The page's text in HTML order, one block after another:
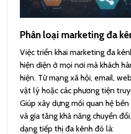
Phân loại marketing đa
Việc triển khai marketing đa
hiện diện ở mọi nơi mà khách
hiện. Từ mạng xã hội, email,
vật lý hoặc các phương tiện
Giúp xây dựng mối quan hệ
và gia tăng khả năng chuyển
dạng tiếp thị đa kênh đó là: